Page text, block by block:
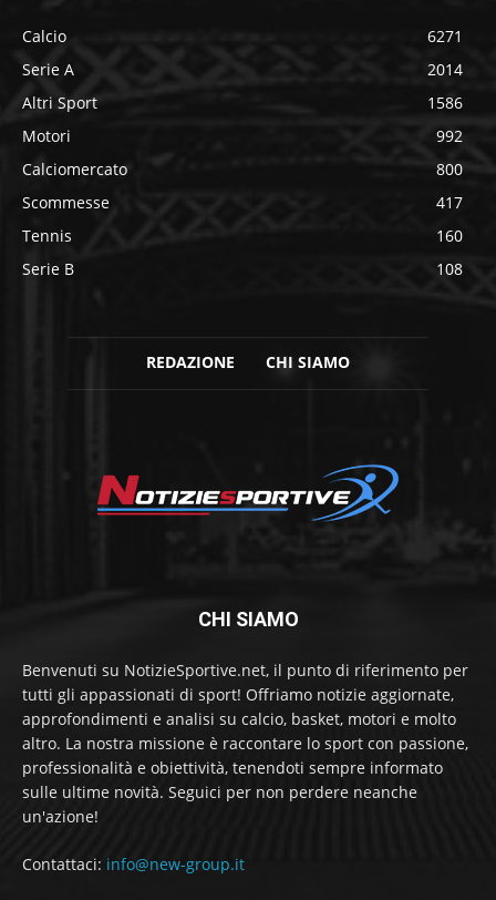
Calcio
6271
Serie A
2014
Altri Sport
1586
Motori
992
Calciomercato
800
Scommesse
417
Tennis
160
Serie B
108
REDAZIONE CHI SIAMO
CHI SIAMO
Benvenuti su NotizieSportive.net, il punto di riferimento per
tutti gli appassionati di sport! Offriamo notizie aggiornate,
approfondimenti e analisi su calcio, basket, motori e molto
altro. La nostra missione è raccontare lo sport con passione,
professionalità e obiettività, tenendoti sempre informato
sulle ultime novità. Seguici per non perdere neanche
un'azione!
Contattaci: info@new-group.it